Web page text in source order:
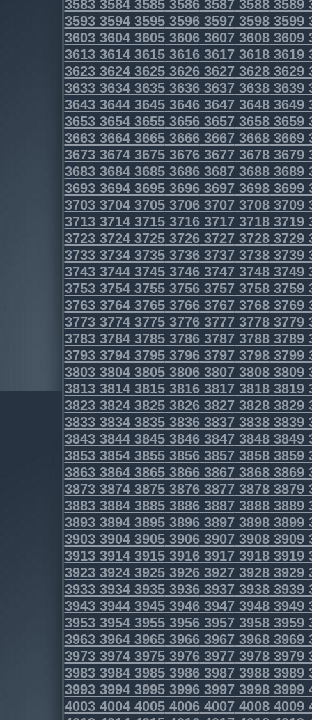
3583358435853586358735883589
3593359435953596359735983599
3603360436053606360736083609
3613361436153616361736183619
3623362436253626362736283629
3633363436353636363736383639
3643364436453646364736483649
3653365436553656365736583659
3663366436653666366736683669
3673367436753676367736783679
3683368436853686368736883689
3693369436953696369736983699
3703370437053706370737083709
3713371437153716371737183719
3723372437253726372737283729
3733373437353736373737383739
3743374437453746374737483749
3753375437553756375737583759
3763376437653766376737683769
3773377437753776377737783779
3783378437853786378737883789
3793379437953796379737983799
3803380438053806380738083809
3813381438153816381738183819
3823382438253826382738283829
3833383438353836383738383839
3843384438453846384738483849
3853385438553856385738583859
3863386438653866386738683869
3873387438753876387738783879
3883388438853886388738883889
3893389438953896389738983899
3903390439053906390739083909
3913391439153916391739183919
3923392439253926392739283929
3933393439353936393739383939
3943394439453946394739483949
3953395439553956395739583959
3963396439653966396739683969
3973397439753976397739783979
3983398439853986398739883989
3993399439953996399739983999
4003400440054006400740084009